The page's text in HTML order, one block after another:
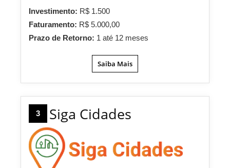
Investimento: R$ 1.500
Faturamento: R$ 5.000,00
Prazo de Retorno: 1 até 12 meses
Saiba Mais
3 Siga Cidades